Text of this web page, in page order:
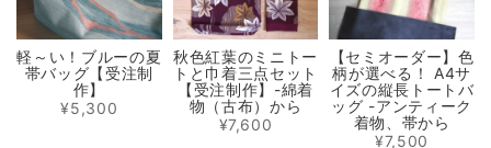
選べるマスクケース/タンポポ+レモンイエロー/ピンクにグレーの絣/藍色にブルー絣/藍色にカラフルな絣
① 元気に咲き乱れるタンポポ
2020/05/31
軽～い！ブルーの夏
帯バッグ【受注制
作】
¥5,300
秋色紅葉のミニトー
トと巾着三点セット
【受注制作】-綿着
物（古布）から
¥7,600
【セミオーダー】色
柄が選べる！ A4サ
イズの縦長トートバ
ッグ -アンティーク
着物、帯から
¥7,500